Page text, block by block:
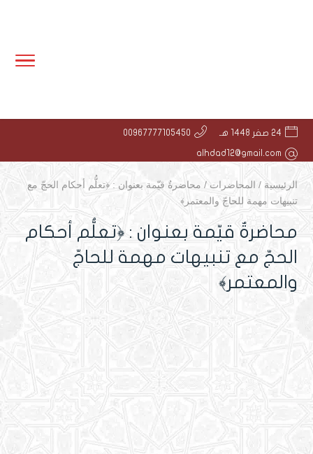
24 صفر 1448 هـ 00967777105450
alhdad12@gmail.com
الرئيسية / المحاضرات / محاضرةٌ قيّمة بعنوان : ﴿تعلُّم أحكام الحجّ مع
تنبيهات مهمة للحاجّ والمعتمر﴾
محاضرةٌ قيّمة بعنوان : ﴿تعلُّم أحكام
الحجّ مع تنبيهات مهمة للحاجّ
والمعتمر﴾